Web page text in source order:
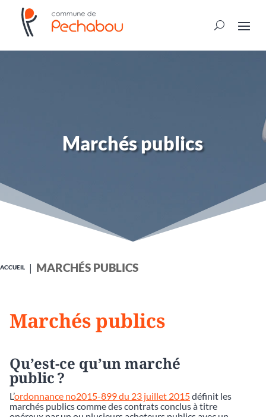
Marchés publics
ACCUEIL MARCHÉS PUBLICS
Marchés publics
Qu’est-ce qu’un marché
public ?
L’ordonnance no2015-899 du 23 juillet 2015définit les
marchés publics comme descontrats conclus à titre